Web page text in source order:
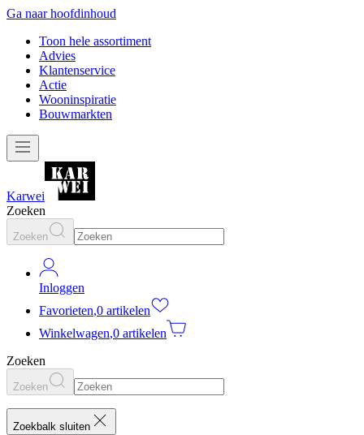
Ga naar hoofdinhoud
Toon hele assortiment
Advies
Klantenservice
Actie
Wooninspiratie
Bouwmarkten
Karwei
Zoeken
Zoeken
Inloggen
Favorieten,0 artikelen
Winkelwagen,0 artikelen
Zoeken
Zoeken
Zoekbalk sluiten